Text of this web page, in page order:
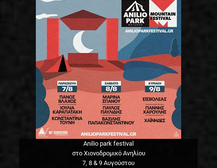
Anilio park festival
στο Χιονοδρομικό Ανηλίου
7, 8 & 9 Αυγούστου